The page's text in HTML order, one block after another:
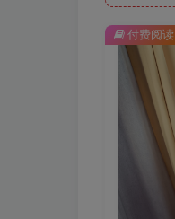
付费阅读